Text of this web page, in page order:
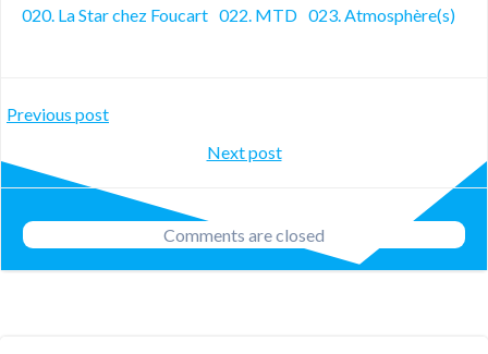
020. La Star chez Foucart 022. MTD 023. Atmosphère(s)
Post
navigation
Previous post
Post
navigation
Next post
Comments are closed